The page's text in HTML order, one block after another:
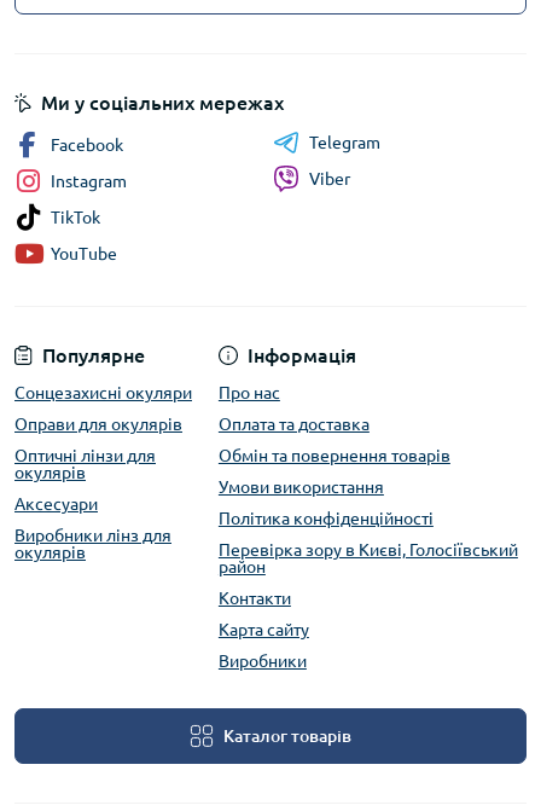
Популярне
Сонцезахисні окуляри
Оправи для окулярів
Оптичні лінзи для
окулярів
Аксесуари
Виробники лінз для
окулярів
Інформація
Про нас
Оплата та доставка
Обмін та повернення товарів
Умови використання
Політика конфіденційності
Перевірка зору в Києві, Голосіївський
район
Контакти
Карта сайту
Виробники
Каталог товарів
Ми у соціальних мережах
Facebook
Instagram
TikTok
YouTube
Telegram
Viber